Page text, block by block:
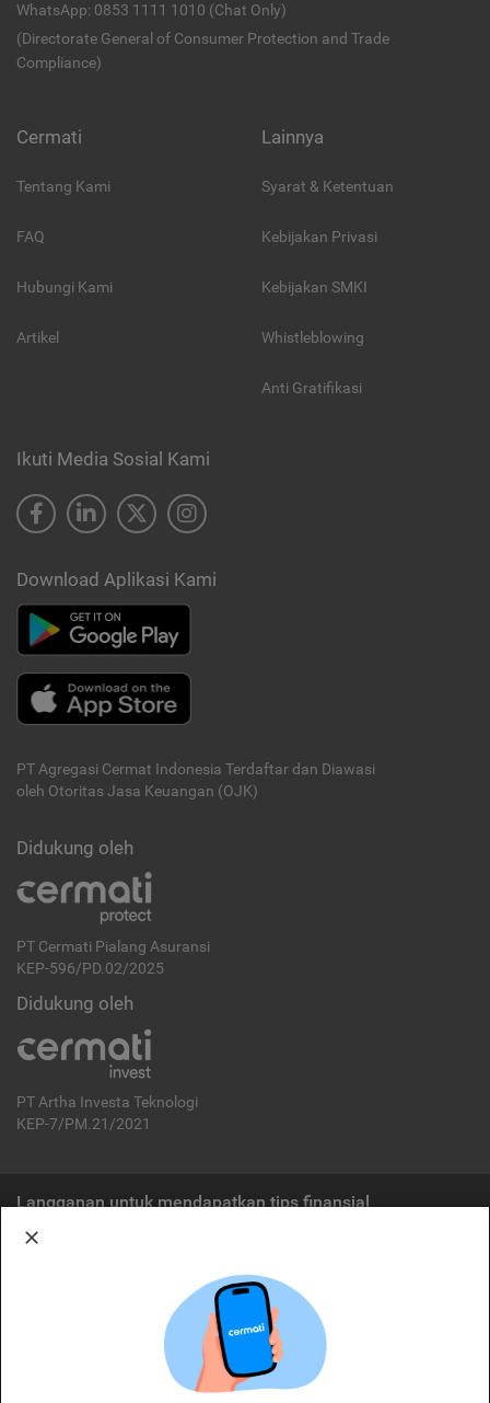
WhatsApp: 0853 1111 1010 (Chat Only)
(Directorate General of Consumer Protection and Trade
Compliance)
Cermati
Tentang Kami
FAQ
Hubungi Kami
Artikel
Lainnya
Syarat & Ketentuan
Kebijakan Privasi
Kebijakan SMKI
Whistleblowing
Anti Gratifikasi
Ikuti Media Sosial Kami
Download Aplikasi Kami
PT Agregasi Cermat Indonesia Terdaftar dan Diawasi
oleh Otoritas Jasa Keuangan (OJK)
Didukung oleh
PT Cermati Pialang Asuransi
KEP-596/PD.02/2025
Didukung oleh
PT Artha Investa Teknologi
KEP-7/PM.21/2021
Langganan untuk mendapatkan tips finansial
Cermati merupakan penyelenggara agregasi jasa keuangan yang terdaftar di
OJK. Oleh karena itu, produk dan/atau layanan jasa keuangan yang
ditawarkan bukan merupakan produk dan/atau layanan jasa keuangan yang
diterbitkan oleh Cermati dan Cermati tidak bertanggung jawab atas tuntutan